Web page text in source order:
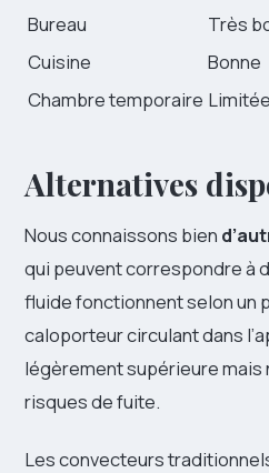
Bureau
Très
Cuisine
Bonne
Chambre temporaire Limitée
Alternatives
Nous connaissons bien
qui peuvent correspondre à
fluide fonctionnent selon un
caloporteur circulant dans
légèrement supérieure
risques de fuite.
Les convecteurs